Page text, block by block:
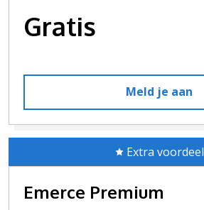
Gratis
Meld je aan
Extra voordeel
Emerce Premium